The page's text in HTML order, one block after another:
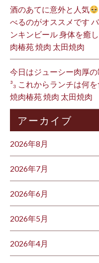
酒のあてに意外と人気
べるのがオススメです
ンキンビール 身体を癒
肉椿苑 焼肉 太田焼肉
今日はジューシー肉厚
³₃ これからランチは何
焼肉椿苑 焼肉 太田焼肉
アーカイブ
2026年8月
2026年7月
2026年6月
2026年5月
2026年4月